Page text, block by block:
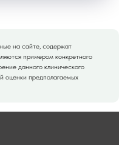
на сайте, содержат
примером конкретного
данного клинического
оценки предполагаемых